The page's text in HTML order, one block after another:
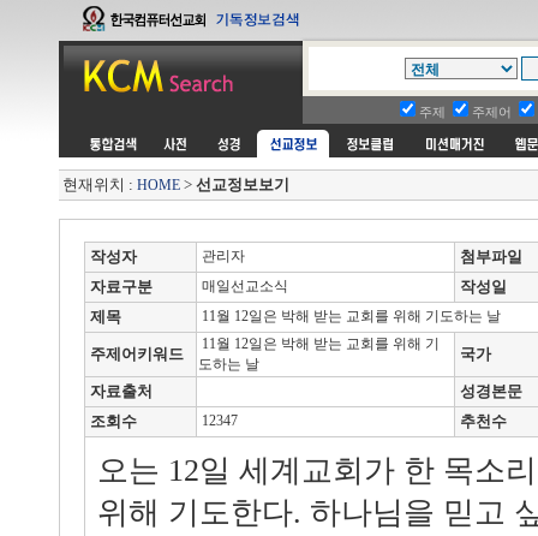
주제 주제어
현재위치 : HOME > 선교정보보기
작성자 관리자
첨부파일
자료구분
매일선교소식
작성일
제목
11월 12일은 박해 받는 교회를 위해 기도하는 날
주제어키워드
11월 12일은 박해 받는 교회를 위해 기
도하는 날
국가
자료출처
성경본문
조회수
12347 추천수
오는 12일 세계교회가 한 목소
위해 기도한다. 하나님을 믿고